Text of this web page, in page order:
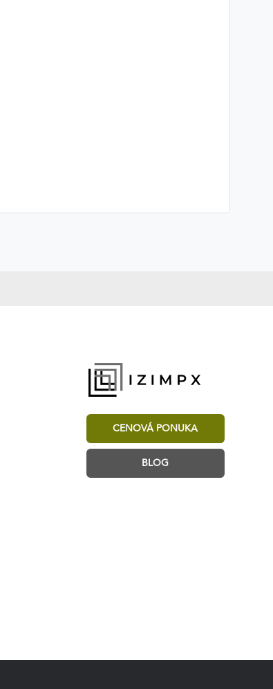
CENOVÁ PONUKA
BLOG